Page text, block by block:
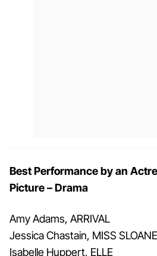
Best Performance by an
Picture – Drama
Amy Adams, ARRIVAL
Jessica Chastain, MISS SLOANE
Isabelle Huppert, ELLE